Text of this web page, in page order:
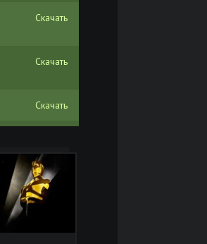
Скачать
Скачать
Скачать
Скачать